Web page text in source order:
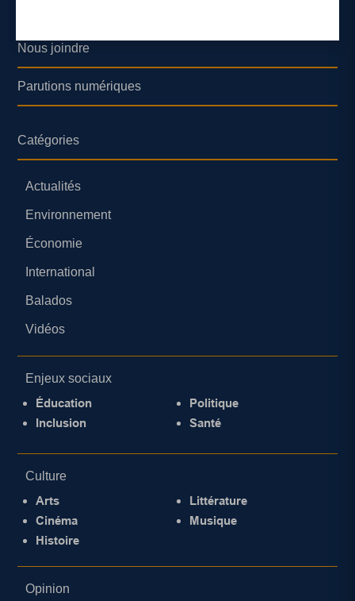
Nous joindre
Parutions numériques
Catégories
Actualités
Environnement
Économie
International
Balados
Vidéos
Enjeux sociaux
Éducation
Inclusion
Politique
Santé
Culture
Arts
Cinéma
Histoire
Littérature
Musique
Opinion